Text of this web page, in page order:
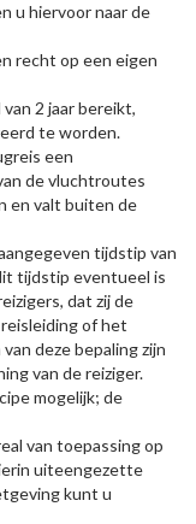
u hiervoor naar de
recht op een eigen
2 jaar bereikt,
te worden.
een
de vluchtroutes
en valt buiten de
tijdstip van
tijdstip eventueel is
dat zij de
of het
deze bepaling zijn
van de reiziger.
mogelijk; de
van toepassing op
uiteengezette
kunt u